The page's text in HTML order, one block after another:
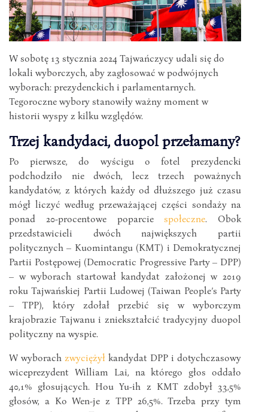
W sobotę 13 stycznia 2024 Tajwańczycy udali się do
lokali wyborczych, aby zagłosować w podwójnych
wyborach: prezydenckich i parlamentarnych.
Tegoroczne wybory stanowiły ważny moment w
historii wyspy z kilku względów.
Trzej kandydaci, duopol przełamany?
Po pierwsze, do wyścigu o fotel prezydencki
podchodziło nie dwóch, lecz trzech poważnych
kandydatów, z których każdy od dłuższego już czasu
mógł liczyć według przeważającej części sondaży na
ponad 20-procentowe poparciespołeczne. Obok
przedstawicieli dwóch największych partii
politycznych – Kuomintangu (KMT) i Demokratycznej
Partii Postępowej (Democratic Progressive Party – DPP)
– w wyborach startował kandydat założonej w 2019
roku Tajwańskiej Partii Ludowej (Taiwan People’s Party
– TPP), który zdołał przebić się w wyborczym
krajobrazie Tajwanu i zniekształcić tradycyjny duopol
polityczny na wyspie.
W wyborach zwyciężył kandydat DPP i dotychczasowy
wiceprezydent William Lai, na którego głos oddało
40,1% głosujących. Hou Yu-ih z KMT zdobył 33,5%
głosów, a Ko Wen-je z TPP 26,5%. Trzeba przy tym